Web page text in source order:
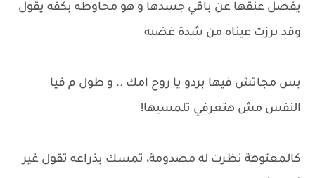
يفصل عنقها عن باقي جسدها و هو محاوطه بكفه يقول
وقد برزت عيناه من شدة غضبه
بس مجاتش فيها بردو يا روح امك .. و طول م فيا
النفس مش هتعرفي تلمسيها!
كالمعتوهة نظرت له مصدومة، تمسك بذراعه تقول غير